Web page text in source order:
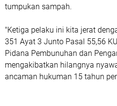
tumpukan sampah.
"Ketiga pelaku ini kita jerat
351 Ayat 3 Junto Pasal 55,56
Pidana Pembunuhan dan
mengakibatkan hilangnya
ancaman hukuman 15 tahun